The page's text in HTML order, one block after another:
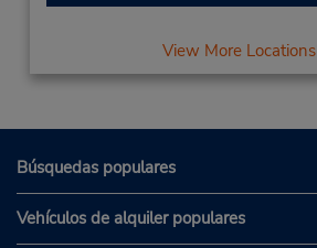
View More Locations
Búsquedas populares
Vehículos de alquiler populares